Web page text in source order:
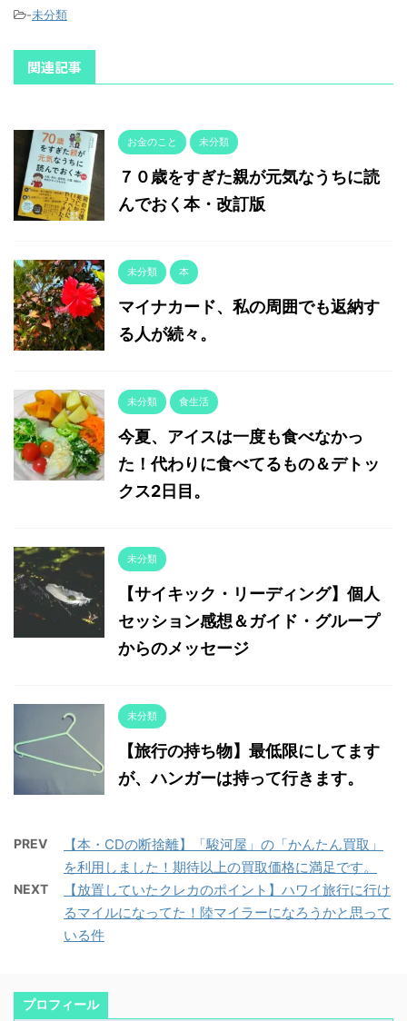
-未分類
関連記事
お金のこと 未分類
７０歳をすぎた親が元気なうちに読
んでおく本・改訂版
未分類 本
マイナカード、私の周囲でも返納す
る人が続々。
未分類 食生活
今夏、アイスは一度も食べなかっ
た！代わりに食べてるもの＆デトッ
クス2日目。
未分類
【サイキック・リーディング】個人
セッション感想＆ガイド・グループ
からのメッセージ
未分類
【旅行の持ち物】最低限にしてます
が、ハンガーは持って行きます。
PREV
【本・CDの断捨離】「駿河屋」の「かんたん買取」
を利用しました！期待以上の買取価格に満足です。
NEXT
【放置していたクレカのポイント】ハワイ旅行に行け
るマイルになってた！陸マイラーになろうかと思って
いる件
プロフィール